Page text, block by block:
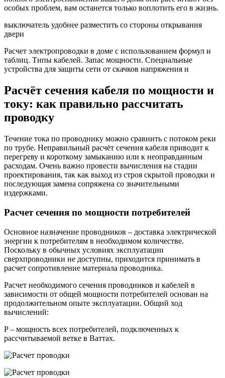
особых проблем, вам останется только воплотить его в жизнь.
выключатель удобнее разместить со стороны открывания
двери
Расчет электропроводки в доме с использованием формул и
таблиц. Типы кабелей. Запас мощности. Специальные
устройства для защиты сети от скачков напряжения и
Расчёт сечения кабеля по мощности и
току: как правильно рассчитать
проводку
Течение тока по проводнику можно сравнить с потоком реки
по трубе. Неправильный расчёт сечения кабеля приводит к
перегреву и короткому замыканию или к неоправданным
расходам. Очень важно провести вычисления на стадии
проектирования, так как выход из строя скрытой проводки и
последующая замена сопряжена со значительными
издержками.
Расчет сечения по мощности потребителей
Основное назначение проводников – доставка электрической
энергии к потребителям в необходимом количестве.
Поскольку в обычных условиях эксплуатации
сверхпроводники не доступны, приходится принимать в
расчет сопротивление материала проводника.
Расчет необходимого сечения проводников и кабелей в
зависимости от общей мощности потребителей основан на
продолжительном опыте эксплуатации. Общий ход
вычислений:
P – мощность всех потребителей, подключенных к
рассчитываемой ветке в Ваттах.